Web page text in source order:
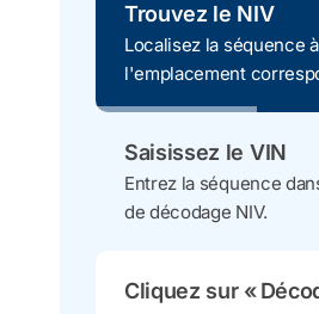
Trouvez le NIV
Localisez la séquence à
l'emplacement
Saisissez le VIN
Entrez la séquence
de décodage NIV.
Cliquez sur «